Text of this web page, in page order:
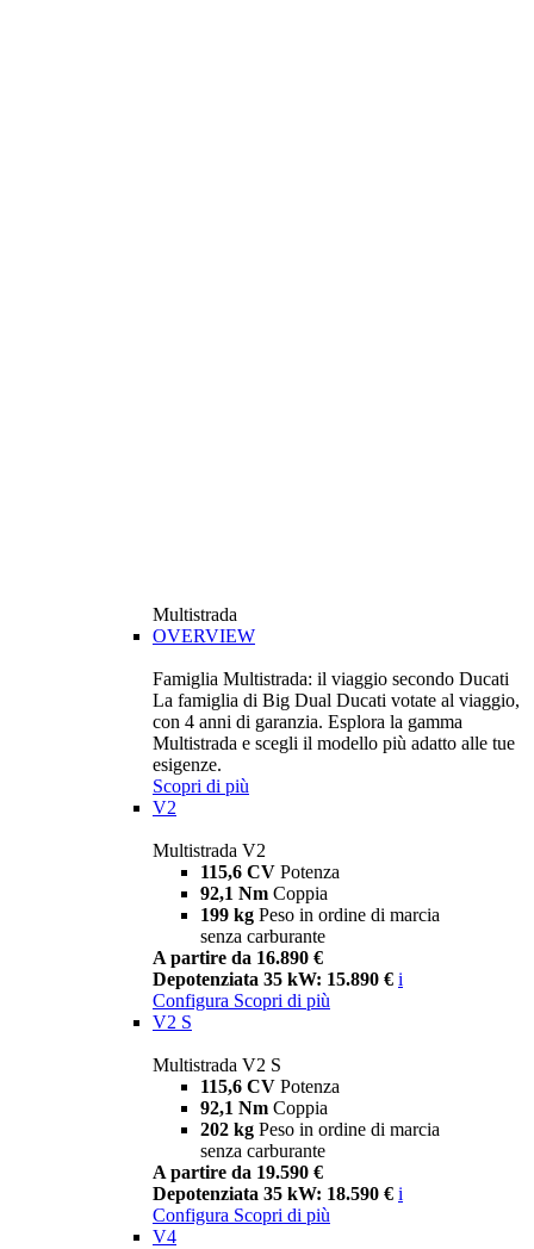
Multistrada
OVERVIEW
Famiglia Multistrada: il viaggio secondo Ducati
La famiglia di Big Dual Ducati votate al viaggio,
con 4 anni di garanzia. Esplora la gamma
Multistrada e scegli il modello più adatto alle tue
esigenze.
Scopri di più
V2
Multistrada V2
115,6 CV Potenza
92,1 Nm Coppia
199 kg Peso in ordine di marcia
senza carburante
A partire da 16.890 €
Depotenziata 35 kW: 15.890 € i
Configura Scopri di più
V2 S
Multistrada V2 S
115,6 CV Potenza
92,1 Nm Coppia
202 kg Peso in ordine di marcia
senza carburante
A partire da 19.590 €
Depotenziata 35 kW: 18.590 € i
Configura Scopri di più
V4